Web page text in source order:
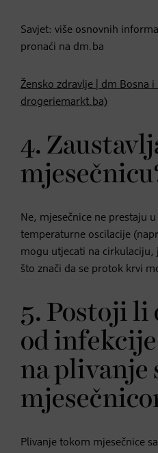
Savjet: više osnovnih
pronaći na dm.ba
Žensko zdravlje | dm Bosna
drogeriemarkt.ba)
4.
Ne, mjesečnice ne prestaju
temperaturne oscilacije
mogu utjecati na cirkulaciju,
što znači da se protok krvi
5. Postoji li
od
na plivanje
Plivanje tokom mjesečnice